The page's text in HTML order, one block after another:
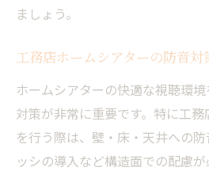
専門店と工務店のオプ
吹き抜け対応設備も含
ト
将来の拡張性を考えた
ましょう。
工務店ホームシアターの防音対
ホームシアターの快適な視聴環
対策が非常に重要です。特に工
を行う際は、壁・床・天井への
ッシの導入など構造面での配慮が